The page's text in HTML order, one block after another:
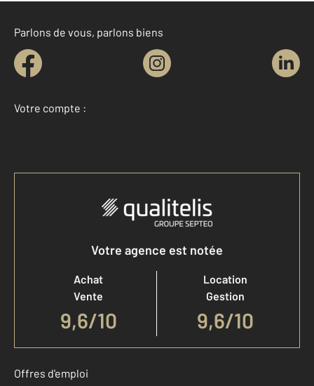
Parlons de vous, parlons biens
Votre compte :
Accéder à mon compte
Votre agence est notée
Achat
Vente
9,6/10
Location
Gestion
9,6/10
Offres d'emploi